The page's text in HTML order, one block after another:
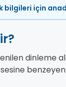
bilgileri için
dinleme
benzeyen